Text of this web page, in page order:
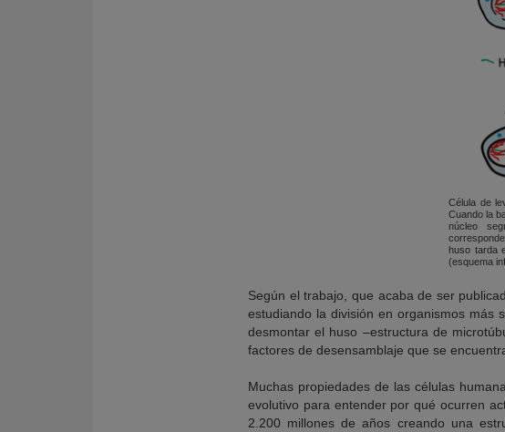
Célula de
Cuando la
núcleo
huso tarda
(esquema
Según el trabajo, que acaba de ser
estudiando la división en organismos más
desmontar el huso –estructura de
factores de desensamblaje que se
Muchas propiedades de las células
evolutivo para entender por qué ocurren
2.200 millones de años creando una